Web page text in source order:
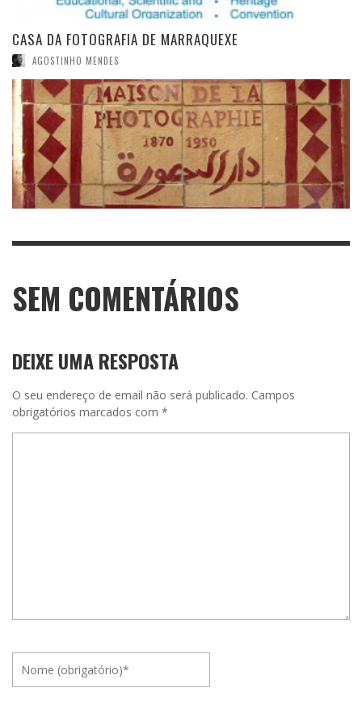
CASA DA FOTOGRAFIA DE MARRAQUEXE
AGOSTINHO MENDES
SEM COMENTÁRIOS
DEIXE UMA RESPOSTA
O seu endereço de email não será publicado. Campos
obrigatórios marcados com *